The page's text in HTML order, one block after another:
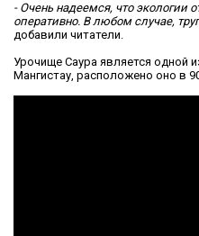
- Очень надеемся, что экологии
оперативно. В любом случае,
добавили читатели.
Урочище Саура является одной
Мангистау, расположено оно в